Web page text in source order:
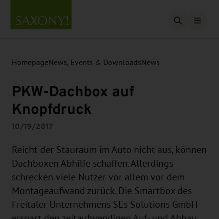
Open
HomepageNews, Events & DownloadsNews
PKW-Dachbox auf
Knopfdruck
10/19/2017
Reicht der Stauraum im Auto nicht aus, können
Dachboxen Abhilfe schaffen. Allerdings
schrecken viele Nutzer vor allem vor dem
Montageaufwand zurück. Die Smartbox des
Freitaler Unternehmens SEs Solutions GmbH